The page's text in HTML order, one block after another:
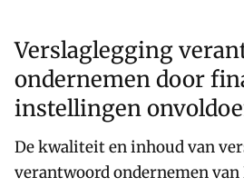
Verslaglegging
ondernemen door
instellingen
De kwaliteit en inhoud van
verantwoord ondernemen van